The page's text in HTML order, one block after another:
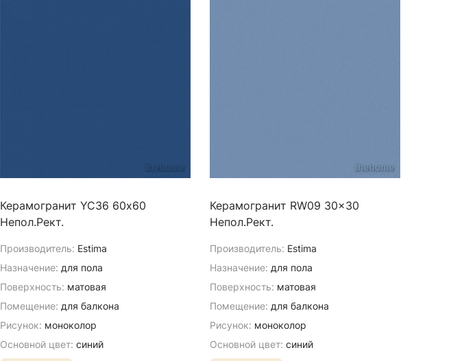
Керамогранит YC36 60х60
Непол.Рект.
Производитель: Estima
Назначение: для пола
Поверхность: матовая
Помещение: для балкона
Рисунок: моноколор
Основной цвет: синий
Керамогранит RW09 30x30
Непол.Рект.
Производитель: Estima
Назначение: для пола
Поверхность: матовая
Помещение: для балкона
Рисунок: моноколор
Основной цвет: синий